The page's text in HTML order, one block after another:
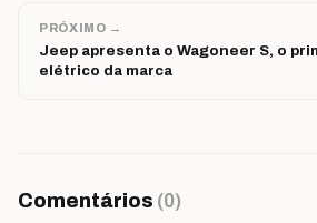
PRÓXIMO →
Jeep apresenta o Wagoneer S, o
elétrico da marca
Comentários (0)